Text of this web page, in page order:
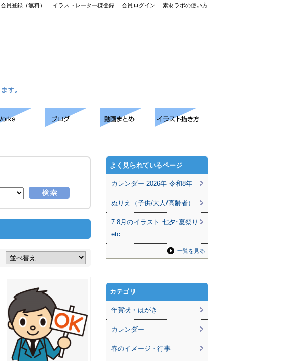
会員登録（無料） イラストレーター様登録 会員ログイン 素材ラボの使い方
よく見られているページ
カレンダー 2026年 令和8年
ぬりえ（子供/大人/高齢者）
7.8月のイラスト 七夕･夏祭り
etc
一覧を見る
カテゴリ
年賀状・はがき
カレンダー
春のイメージ・行事